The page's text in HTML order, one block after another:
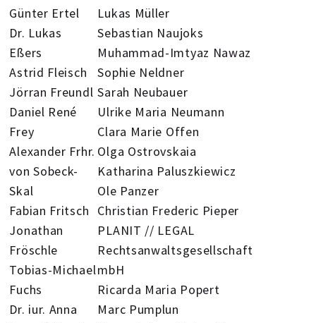
Günter Ertel
Dr. Lukas
Eßers
Astrid Fleisch
Jörran Freundl
Daniel René
Frey
Alexander Frhr.
von Sobeck-
Skal
Fabian Fritsch
Jonathan
Fröschle
Tobias-Michael
Fuchs
Dr. iur. Anna
Lukas Müller
Sebastian Naujoks
Muhammad-Imtyaz Nawaz
Sophie Neldner
Sarah Neubauer
Ulrike Maria Neumann
Clara Marie Offen
Olga Ostrovskaia
Katharina Paluszkiewicz
Ole Panzer
Christian Frederic Pieper
PLANIT // LEGAL
Rechtsanwaltsgesellschaft
mbH
Ricarda Maria Popert
Marc Pumplun